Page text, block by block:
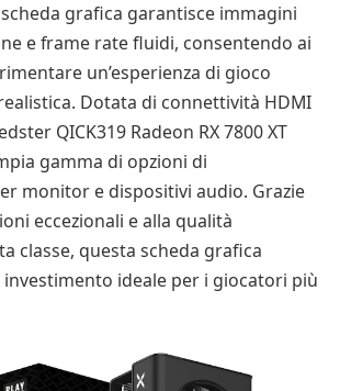
grafica garantisce immagini
e frame rate fluidi, consentendo ai
un’esperienza di gioco
Dotata di connettività HDMI
QICK319 Radeon RX 7800 XT
gamma di opzioni di
monitor e dispositivi audio. Grazie
eccezionali e alla qualità
classe, questa scheda grafica
ideale per i giocatori più